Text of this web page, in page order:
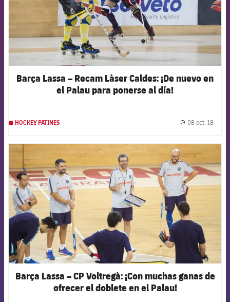
Barça Lassa – Recam Làser Caldes: ¡De nuevo en
el Palau para ponerse al día!
HOCKEY PATINES 08 oct. 18
FCB Barcelona badge
Barça Lassa – CP Voltregà: ¡Con muchas ganas de
ofrecer el doblete en el Palau!